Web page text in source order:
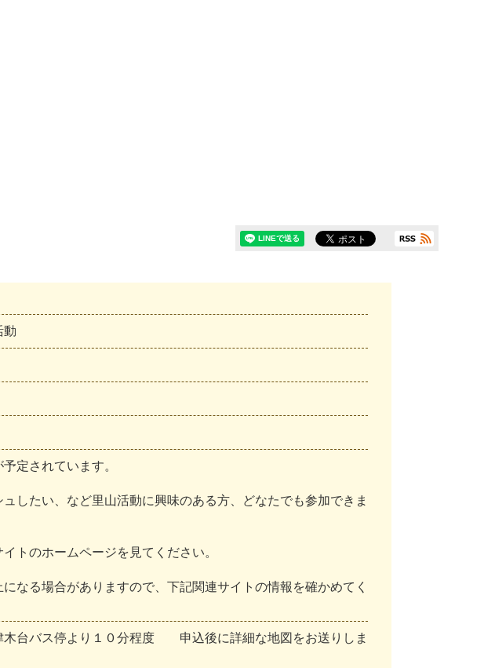
動
予定されてい ま す。
ュ したい、 など里山活動に興味のある方、 どなたでも参加でき ま
イ ト のホームページを 見て く ださ い。
になる場合があ り ま すので、 下記関連サイ ト の情報 を確かめて く
木台バス停よ り １ ０分程度 申込後に詳細な地図 をお送 り し ま